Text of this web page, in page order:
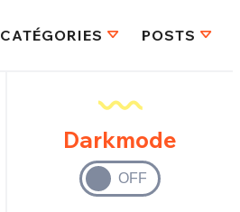
CATÉGORIES POSTS
Darkmode